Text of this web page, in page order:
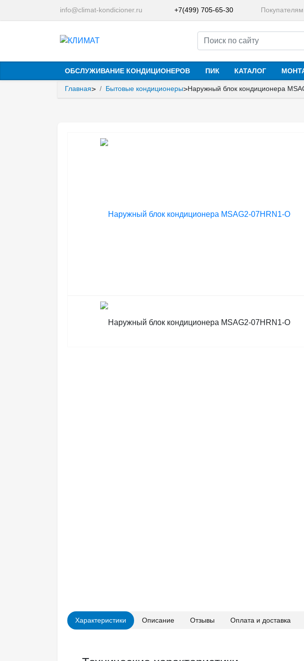
info@climat-kondicioner.ru +7(499) 705-65-30 Покупателям
ОБСЛУЖИВАНИЕ КОНДИЦИОНЕРОВ
ПИК КАТАЛОГ
Главная> Бытовые кондиционеры>Наружный блок кондиционера
Характеристики Описание Отзывы Оплата и доставка